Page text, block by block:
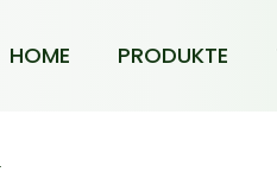
HOME PRODUKTE